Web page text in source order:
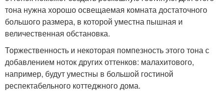
тона нужна хорошо освещаемая комната достаточного
большого размера, в которой уместна пышная и
величественная обстановка.
Торжественность и некоторая помпезность этого тона с
добавлением ноток других оттенков: малахитового,
например, будут уместны в большой гостиной
респектабельного коттеджного дома.